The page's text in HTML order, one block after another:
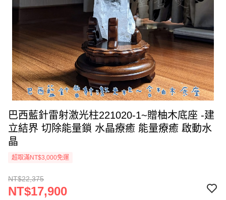
巴西藍針雷射激光柱221020-1~贈柚木底座 -建
立結界 切除能量鎖 水晶療癒 能量療癒 啟動水
晶
超取滿NT$3,000免運
NT$22,375
NT$17,900